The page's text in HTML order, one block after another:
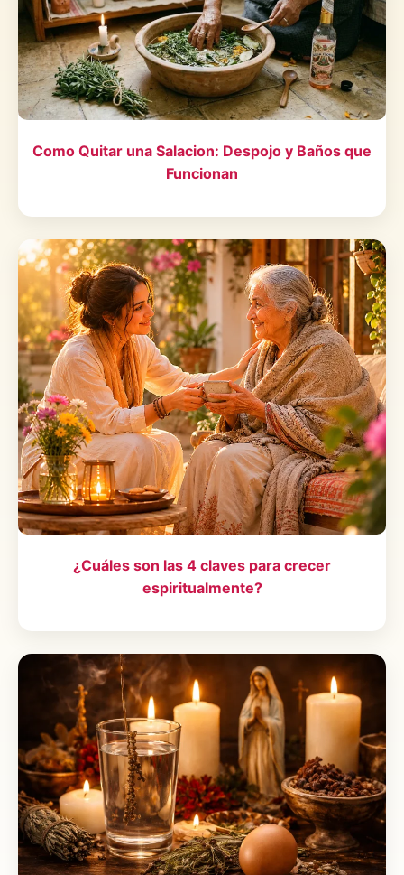
Como Quitar una Salacion: Despojo y Baños que
Funcionan
¿Cuáles son las 4 claves para crecer
espiritualmente?